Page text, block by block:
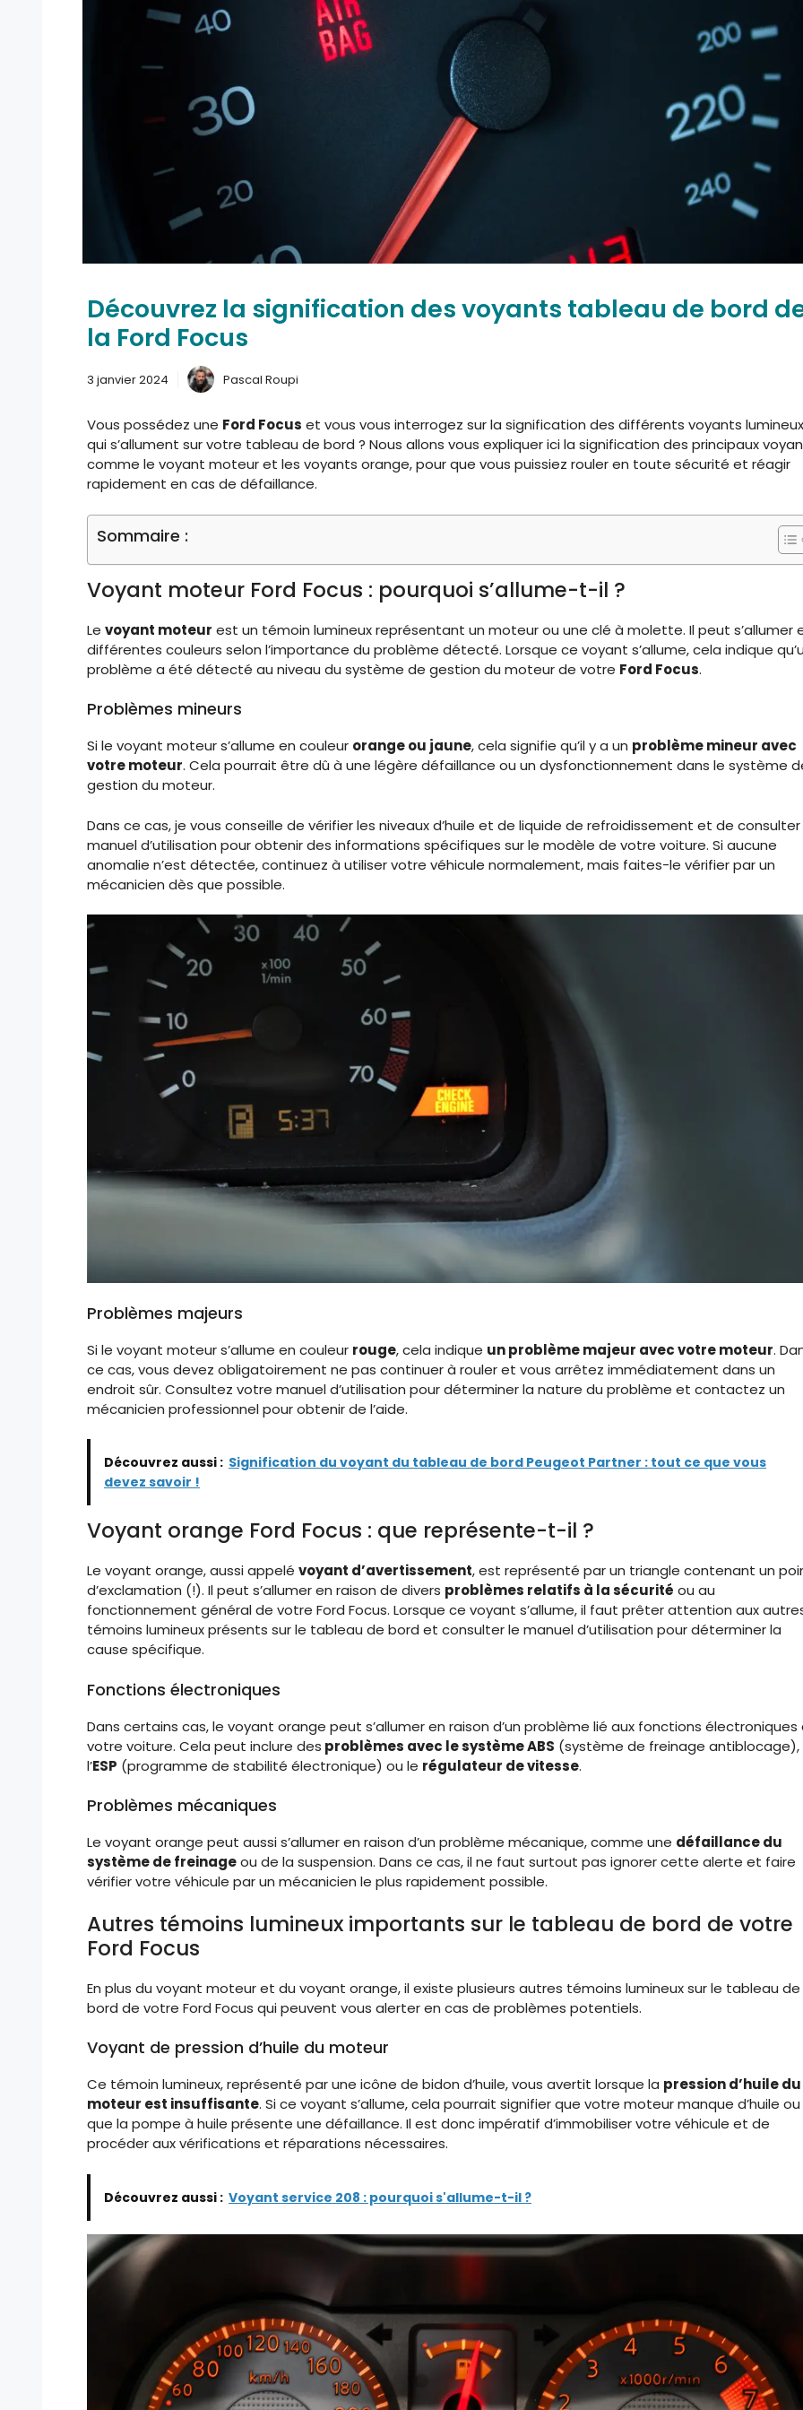
Découvrez la signification des voyants tableau de bord
la Ford Focus
3 janvier 2024 Pascal Roupi
Vous possédez une Ford Focus et vous vous interrogez sur la signification des différents voyants lumineux
qui s’allument sur votre tableau de bord ? Nous allons vous expliquer ici la signification des principaux
comme le voyant moteur et les voyants orange, pour que vous puissiez rouler en toute sécurité et réagir
rapidement en cas de défaillance.
Sommaire :
Voyant moteur Ford Focus : pourquoi s’allume-t-il ?
Le voyant moteur est un témoin lumineux représentant un moteur ou une clé à molette. Il peut s’allumer
différentes couleurs selon l’importance du problème détecté. Lorsque ce voyant s’allume, cela indique
problème a été détecté au niveau du système de gestion du moteur de votre Ford Focus.
Problèmes mineurs
Si le voyant moteur s’allume en couleur orange ou jaune, cela signifie qu’il y a un problème mineur avec
votre moteur. Cela pourrait être dû à une légère défaillance ou un dysfonctionnement dans le système
gestion du moteur.
Dans ce cas, je vous conseille de vérifier les niveaux d’huile et de liquide de refroidissement et de consulter
manuel d’utilisation pour obtenir des informations spécifiques sur le modèle de votre voiture. Si aucune
anomalie n’est détectée, continuez à utiliser votre véhicule normalement, mais faites-le vérifier par un
mécanicien dès que possible.
Problèmes majeurs
Si le voyant moteur s’allume en couleur rouge, cela indique un problème majeur avec votre moteur.
ce cas, vous devez obligatoirement ne pas continuer à rouler et vous arrêtez immédiatement dans un
endroit sûr. Consultez votre manuel d’utilisation pour déterminer la nature du problème et contactez un
mécanicien professionnel pour obtenir de l’aide.
Découvrez aussi : Signification du voyant du tableau de bord Peugeot Partner : tout ce que vous
devez savoir !
Voyant orange Ford Focus : que représente-t-il ?
Le voyant orange, aussi appelé voyant d’avertissement, est représenté par un triangle contenant un
d’exclamation (!). Il peut s’allumer en raison de divers problèmes relatifs à la sécurité ou au
fonctionnement général de votre Ford Focus. Lorsque ce voyant s’allume, il faut prêter attention aux
témoins lumineux présents sur le tableau de bord et consulter le manuel d’utilisation pour déterminer la
cause spécifique.
Fonctions électroniques
Dans certains cas, le voyant orange peut s’allumer en raison d’un problème lié aux fonctions électroniques
votre voiture. Cela peut inclure des problèmes avec le système ABS (système de freinage antiblocage),
l’ESP (programme de stabilité électronique) ou le régulateur de vitesse.
Problèmes mécaniques
Le voyant orange peut aussi s’allumer en raison d’un problème mécanique, comme une défaillance du
système de freinageou de la suspension. Dans ce cas, il ne faut surtout pas ignorer cette alerte et faire
vérifier votre véhicule par un mécanicien le plus rapidement possible.
Autres témoins lumineux importants sur le tableau de bord de votre
Ford Focus
En plus du voyant moteur et du voyant orange, il existe plusieurs autres témoins lumineux sur le tableau de
bord de votre Ford Focus qui peuvent vous alerter en cas de problèmes potentiels.
Voyant de pression d’huile du moteur
Ce témoin lumineux, représenté par une icône de bidon d’huile, vous avertit lorsque la pression d’huile du
moteur est insuffisante. Si ce voyant s’allume, cela pourrait signifier que votre moteur manque d’huile ou
que la pompe à huile présente une défaillance. Il est donc impératif d’immobiliser votre véhicule et de
procéder aux vérifications et réparations nécessaires.
Découvrez aussi : Voyant service 208 : pourquoi s'allume-t-il ?